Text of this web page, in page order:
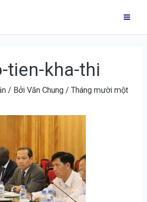
tien-kha-thi
/ BởiVăn Chung /Tháng mười một